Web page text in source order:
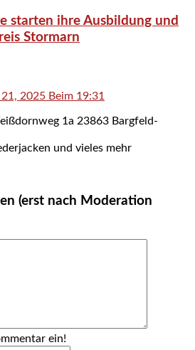
starten ihre Ausbildung und
Stormarn
21, 2025 Beim 19:31
1a 23863 Bargfeld-
und vieles mehr
(erst nach Moderation
ein!